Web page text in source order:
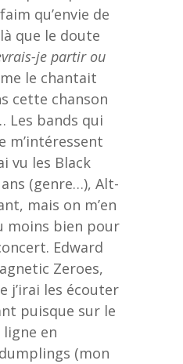
qu’envie de
que le doute
je partir ou
le chantait
cette chanson
Les bands qui
m’intéressent
vu les Black
(genre…), Alt-
mais on m’en
moins bien pour
Edward
Zeroes,
j’irai les écouter
puisque sur le
ligne en
(mon